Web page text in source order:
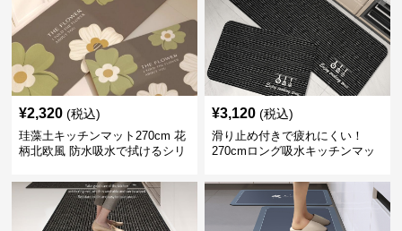
¥2,320 (税込)
珪藻土キッチンマット270cm 花
柄北欧風 防水吸水で拭けるシリ
¥3,120 (税込)
滑り止め付きで疲れにくい！
270cmロング吸水キッチンマッ